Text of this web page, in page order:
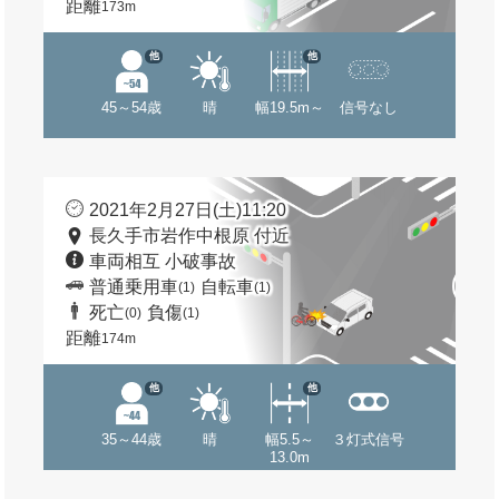
距離173m
45～54歳
他
晴 幅19.5m～
他
信号なし
2021年2月27日(土)11:20
長久手市岩作中根原 付近
車両相互 小破事故
普通乗用車(1) 自転車(1)
死亡(0) 負傷(1)
距離174m
35～44歳
他
晴
幅5.5～
13.0m
他
３灯式信号